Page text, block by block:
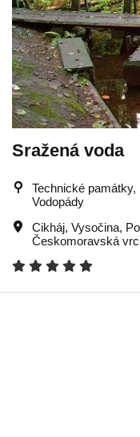
Sražená voda
Technické
Vodopády
Cikháj, Vysočina,
Českomoravská